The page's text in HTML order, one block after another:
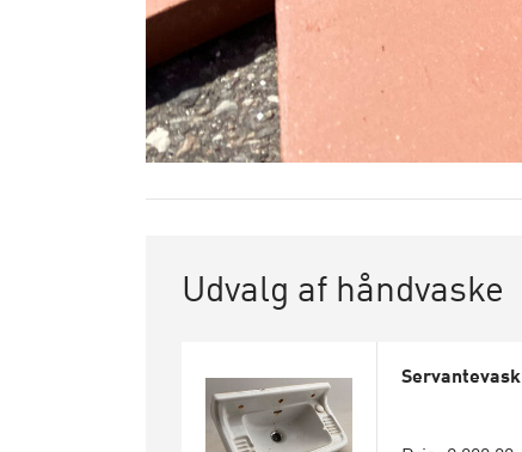
Udvalg af håndvaske
Servantevask